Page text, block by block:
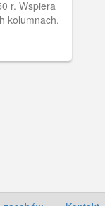
r. Wspiera
kolumnach.